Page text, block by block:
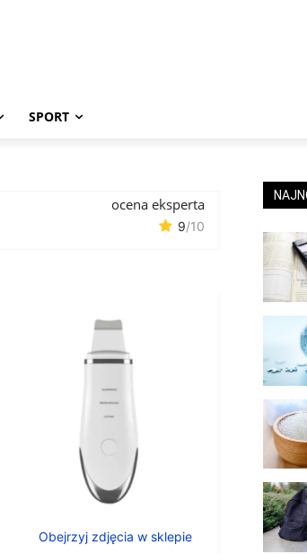
SPORT
ocena eksperta
9/10
Obejrzyj zdjęcia w sklepie